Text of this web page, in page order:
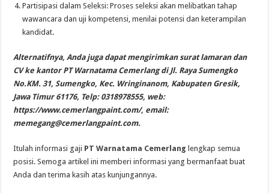
Partisipasi dalam Seleksi: Proses seleksi akan melibatkan tahap
wawancara dan uji kompetensi, menilai potensi dan keterampilan
kandidat.
Alternatifnya, Anda juga dapat mengirimkan surat lamaran dan
CV ke kantor PT Warnatama Cemerlang di Jl. Raya Sumengko
No.KM. 31, Sumengko, Kec. Wringinanom, Kabupaten Gresik,
Jawa Timur 61176, Telp: 0318978555, web:
https://www.cemerlangpaint.com/, email:
memegang@cemerlangpaint.com.
Itulah informasi gaji PT Warnatama Cemerlang lengkap semua
posisi. Semoga artikel ini memberi informasi yang bermanfaat buat
Anda dan terima kasih atas kunjungannya.